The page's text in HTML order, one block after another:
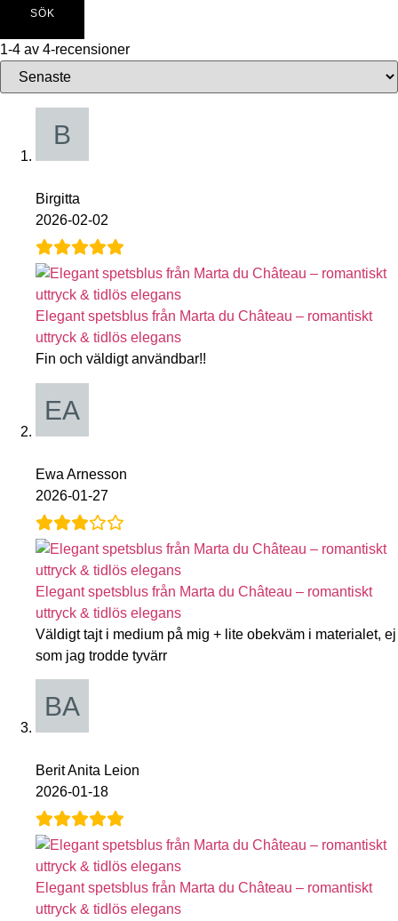
SÖK
1-4 av 4-recensioner
Birgitta
2026-02-02
Elegant spetsblus från Marta du Château – romantiskt
uttryck & tidlös elegans
Fin och väldigt användbar!!
Ewa Arnesson
2026-01-27
Elegant spetsblus från Marta du Château – romantiskt
uttryck & tidlös elegans
Väldigt tajt i medium på mig + lite obekväm i materialet, ej
som jag trodde tyvärr
Berit Anita Leion
2026-01-18
Elegant spetsblus från Marta du Château – romantiskt
uttryck & tidlös elegans